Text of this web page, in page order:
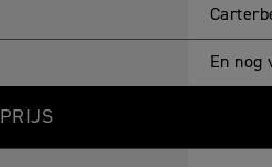
En nog
PRIJS